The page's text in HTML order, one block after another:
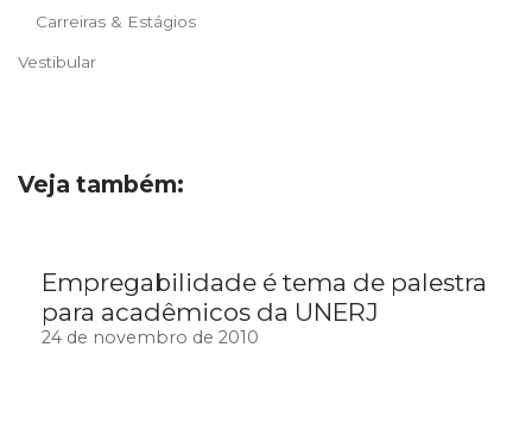
Carreiras & Estágios
Vestibular
Veja também:
Empregabilidade é tema de palestra
para acadêmicos da UNERJ
24 de novembro de 2010